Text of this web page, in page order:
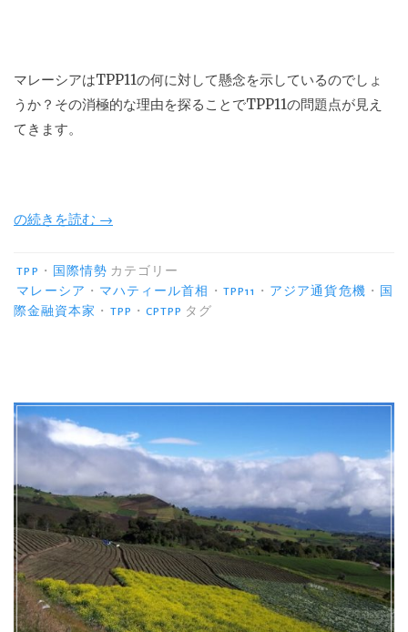
マレーシアはTPP11の何に対して懸念を示しているのでしょ
うか？その消極的な理由を探ることでTPP11の問題点が見え
てきます。
“TPP11
反
対
的
ー
シ
の
マ
ハ
テ
ィ
ー
の続きを読む →
TPP ・ 国際情勢 カテゴリー
マレーシア ・ マハティール首相 ・ TPP11 ・ アジア通貨危機 ・
国
際金融資本家 ・ TPP ・ CPTPP タグ